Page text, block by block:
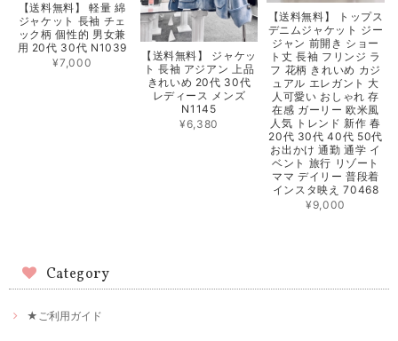
【送料無料】 軽量 綿
ジャケット 長袖 チェ
ック柄 個性的 男女兼
用 20代 30代 N1039
¥7,000
【送料無料】 ジャケッ
ト 長袖 アジアン 上品
きれいめ 20代 30代
レディース メンズ
N1145
¥6,380
【送料無料】 トップス
デニムジャケット ジー
ジャン 前開き ショー
ト丈 長袖 フリンジ ラ
フ 花柄 きれいめ カジ
ュアル エレガント 大
人可愛い おしゃれ 存
在感 ガーリー 欧米風
人気 トレンド 新作 春
20代 30代 40代 50代
お出かけ 通勤 通学 イ
ベント 旅行 リゾート
ママ デイリー 普段着
インスタ映え 70468
¥9,000
Category
★ご利用ガイド